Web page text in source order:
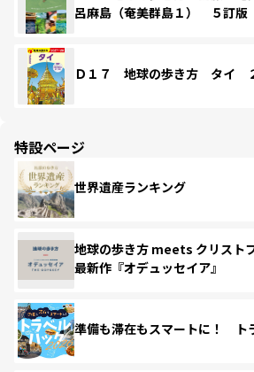
呂麻島（奄美群島１） ５訂版
Ｄ１７ 地球の歩き方 タイ
特設ページ
世界遺産ランキング
地球の歩き方 meets クリスト
最新作『オデュッセイア』
準備も滞在もスマートに！ ト